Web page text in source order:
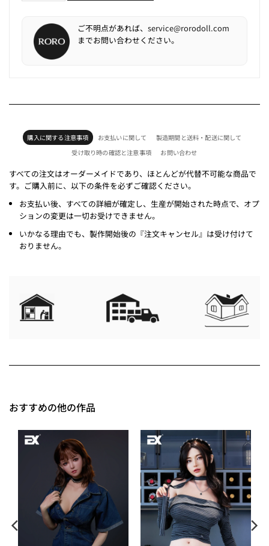
ご不明点があれば、 service@rorodoll.com
までお問い合わせください。
購入に関する注意事項 お支払いに関して
製造期間と送料・配送に関して
受け取り時の確認と注意事項
お問い合わせ
すべての注文はオーダーメイドであり、ほとんどが代替不可能な商品で
す。ご購入前に、以下の条件を必ずご確認ください。
お支払い後、すべての詳細が確定し、生産が開始された時点で、オプ
ションの変更は一切お受けできません。
いかなる理由でも、製作開始後の『注文キャンセル』は受け付けて
おりません。
おすすめの他の作品